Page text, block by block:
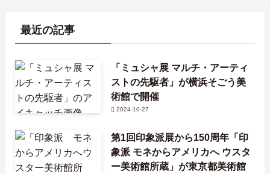
最近の記事
「ミュシャ展 マルチ・アーティ
ストの先駆者」が横浜そごう美
術館で開催
2024-10-27
第1回印象派展から150周年「印
象派 モネからアメリカへ ウスタ
ー美術館所蔵」が東京都美術館